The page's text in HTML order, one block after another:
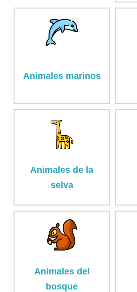
Animales marinos
Animales de la
selva
Animales del
bosque